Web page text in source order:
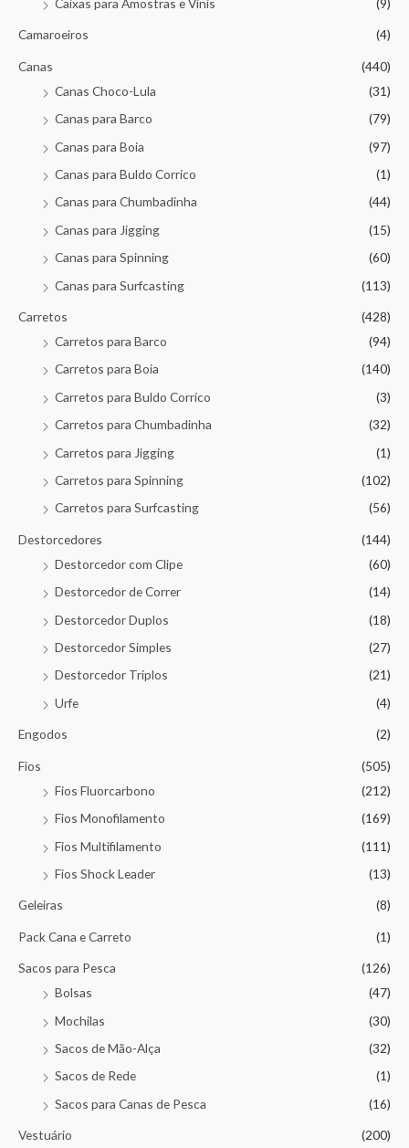
Caixas para Amostras e Vinis (9)
Camaroeiros (4)
Canas
(440)
Canas Choco-Lula
(31)
Canas para Barco
(79)
Canas para Boia
(97)
Canas para Buldo Corrico
(1)
Canas para Chumbadinha
(44)
Canas para Jigging
(15)
Canas para Spinning
(60)
Canas para Surfcasting
(113)
Carretos
(428)
Carretos para Barco
(94)
Carretos para Boia
(140)
Carretos para Buldo Corrico
(3)
Carretos para Chumbadinha
(32)
Carretos para Jigging
(1)
Carretos para Spinning
(102)
Carretos para Surfcasting
(56)
Destorcedores
(144)
Destorcedor com Clipe
(60)
Destorcedor de Correr
(14)
Destorcedor Duplos
(18)
Destorcedor Simples
(27)
Destorcedor Triplos
(21)
Urfe
(4)
Engodos (2)
Fios
(505)
Fios Fluorcarbono
(212)
Fios Monofilamento
(169)
Fios Multifilamento
(111)
Fios Shock Leader
(13)
Geleiras (8)
Pack Cana e Carreto (1)
Sacos para Pesca
(126)
Bolsas
(47)
Mochilas
(30)
Sacos de Mão-Alça
(32)
Sacos de Rede
(1)
Sacos para Canas de Pesca
(16)
Vestuário
(200)